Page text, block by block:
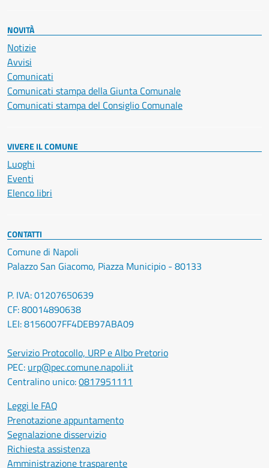
NOVITÀ
Notizie
Avvisi
Comunicati
Comunicati stampa della Giunta Comunale
Comunicati stampa del Consiglio Comunale
VIVERE IL COMUNE
Luoghi
Eventi
Elenco libri
CONTATTI
Comune di Napoli
Palazzo San Giacomo, Piazza Municipio - 80133
P. IVA: 01207650639
CF: 80014890638
LEI: 8156007FF4DEB97ABA09
Servizio Protocollo, URP e Albo Pretorio
PEC: urp@pec.comune.napoli.it
Centralino unico:0817951111
Leggi le FAQ
Prenotazione appuntamento
Segnalazione disservizio
Richiesta assistenza
Amministrazione trasparente